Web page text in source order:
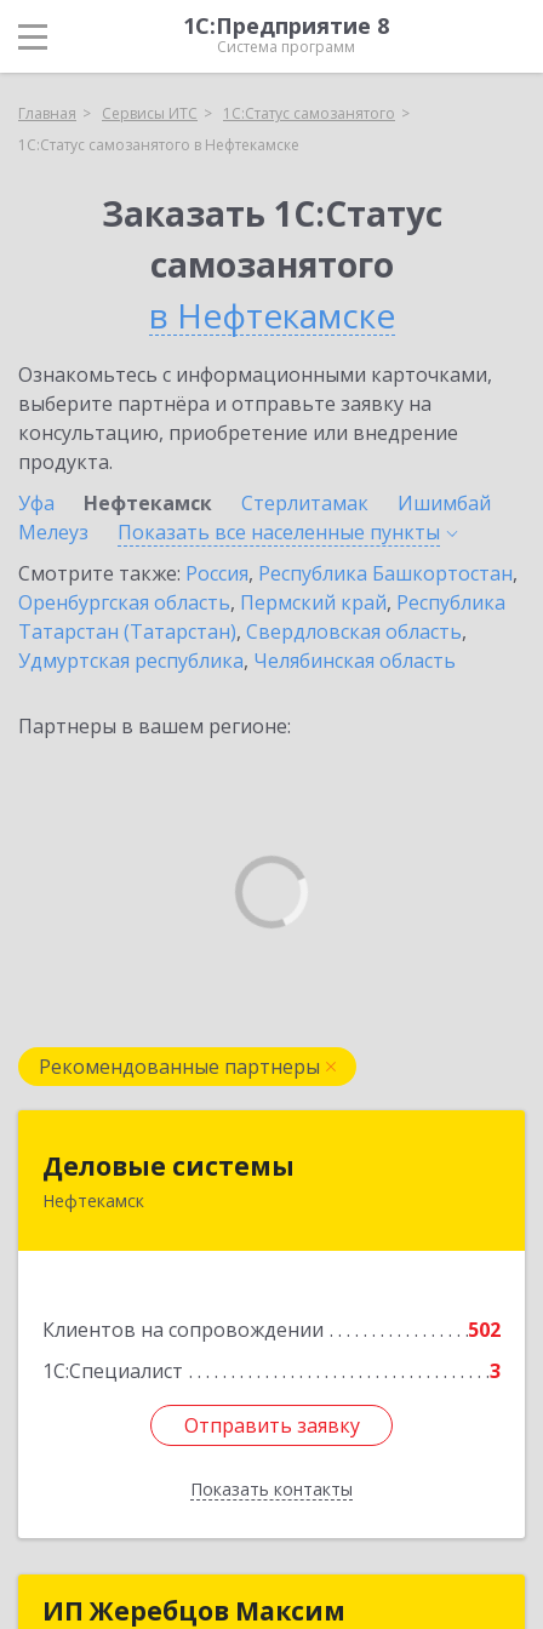
1С:Предприятие 8
Система программ
Главная Сервисы ИТС
1С:Статус самозанятого
1С:Статус самозанятого в Нефтекамске
Заказать 1С:Статус
самозанятого
в Нефтекамске
Ознакомьтесь с информационными карточками,
выберите партнёра и отправьте заявку на
консультацию, приобретение или внедрение
продукта.
Уфа
Нефтекамск Стерлитамак
Ишимбай
Мелеуз
Показать все населенные пункты
Смотрите также: Россия, Республика Башкортостан,
Оренбургская область, Пермский край, Республика
Татарстан (Татарстан), Свердловская область,
Удмуртская республика, Челябинская область
Партнеры в вашем регионе:
Рекомендованные партнеры
Деловые системы
Нефтекамск
Клиентов на сопровождении
502
1С:Специалист
3
Отправить заявку
Показать контакты
452689, Башкортостан Респ, Нефтекамск г,
Отправить заявку
Назад
ИП Жеребцов МаксимИП Жеребцов Максим